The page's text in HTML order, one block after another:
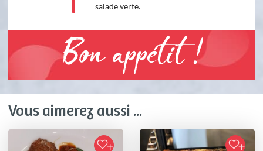
salade verte.
Bon appétit !
Vous aimerez aussi ...